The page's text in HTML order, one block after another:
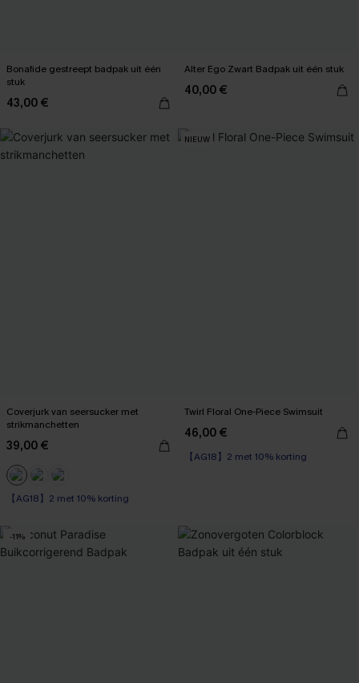
Bonafide gestreept badpak uit één
stuk
43,00 €
Alter Ego Zwart Badpak uit één stuk
40,00 €
Coverjurk van seersucker met
strikmanchetten
39,00 €
【AG18】2 met 10% korting
Kreukvrij
NIEUW
Twirl Floral One-Piece Swimsuit
46,00 €
【AG18】2 met 10% korting
-11%